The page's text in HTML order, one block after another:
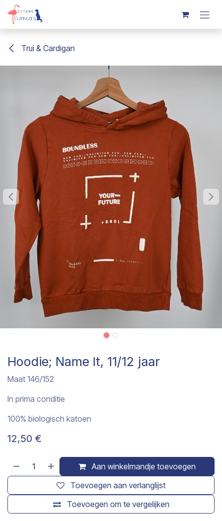
Overslaan naar inhoud
Trui & Cardigan
Hoodie; Name It, 11/12 jaar
Maat 146/152
In prima conditie
100% biologisch katoen
12,50 €
Aan winkelmandje toevoegen
Toevoegen om te vergelijken
Toevoegen aan verlanglijst